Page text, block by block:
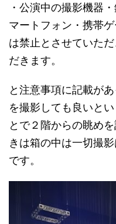
・公演中の撮影機器
マートフォン・携帯
は禁止とさせていた
だきます。
と注意事項に記載が
を撮影しても良いと
とで２階からの眺めを
きは箱の中は一切撮
です。